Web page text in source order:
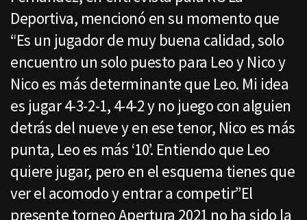
Deportiva, mencionó en su momento que
“Es un jugador de muy buena calidad, solo
encuentro un solo puesto para Leo y Nico y
Nico es más determinante que Leo. Mi idea
es jugar 4-3-2-1, 4-4-2 y no juego con alguien
detrás del nueve y en ese tenor, Nico es más
punta, Leo es más ‘10’. Entiendo que Leo
quiere jugar, pero en el esquema tienes que
ver el acomodo y entrar a competir”El
presente torneo Apertura 2021 no ha sido la